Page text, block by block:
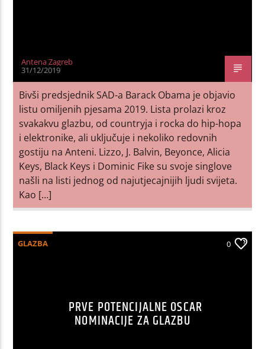
Antena Zagreb
31/12/2019
Bivši predsjednik SAD-a Barack Obama je objavio
listu omiljenih pjesama 2019. Lista prolazi kroz
svakakvu glazbu, od countryja i rocka do hip-hopa
i elektronike, ali uključuje i nekoliko redovnih
gostiju na Anteni. Lizzo, J. Balvin, Beyonce, Alicia
Keys, Black Keys i Dominic Fike su svoje singlove
našli na listi jednog od najutjecajnijih ljudi svijeta.
Kao […]
GLAZBA 0
PRVE POTENCIJALNE OSCAR
NOMINACIJE ZA GLAZBU